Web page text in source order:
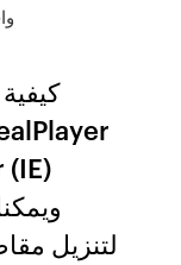
لتنزيل